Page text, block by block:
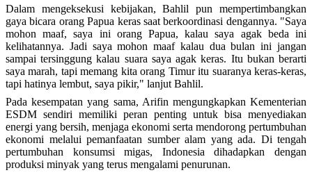
Dalam mengeksekusi kebijakan, Bahlil pun mempertimbangkan
gaya bicara orang Papua keras saat berkoordinasi dengannya. "Saya
mohon maaf, saya ini orang Papua, kalau saya agak beda ini
kelihatannya. Jadi saya mohon maaf kalau dua bulan ini jangan
sampai tersinggung kalau suara saya agak keras. Itu bukan berarti
saya marah, tapi memang kita orang Timur itu suaranya keras-keras,
tapi hatinya lembut, saya pikir," lanjut Bahlil.
Pada kesempatan yang sama, Arifin mengungkapkan Kementerian
ESDM sendiri memiliki peran penting untuk bisa menyediakan
energi yang bersih, menjaga ekonomi serta mendorong pertumbuhan
ekonomi melalui pemanfaatan sumber alam yang ada. Di tengah
pertumbuhan konsumsi migas, Indonesia dihadapkan dengan
produksi minyak yang terus mengalami penurunan.